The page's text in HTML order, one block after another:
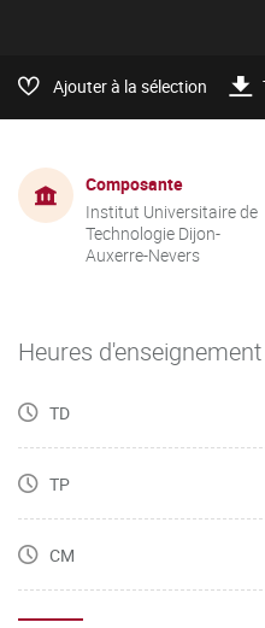
Ajouter à la sélection
Composante
Institut Universitaire de
Technologie Dijon-
Auxerre-Nevers
Heures d'enseignement
TD
TP
CM